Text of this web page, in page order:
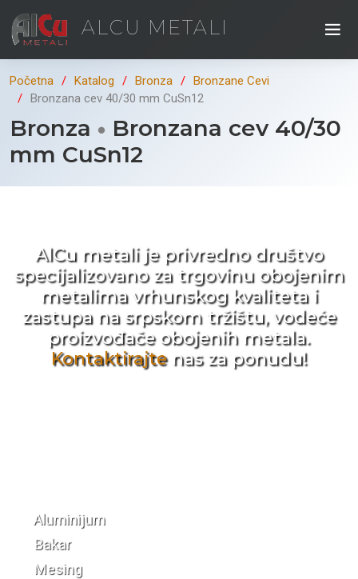
ALCU METALI
Početna Katalog Bronza
Bronzane Cevi
Bronzana cev 40/30 mm CuSn12
Bronza
Bronzana cev 40/30
mm CuSn12
AlCu metali je privredno društvo
specijalizovano za trgovinu obojenim
metalima vrhunskog kvaliteta i
zastupa na srpskom tržištu, vodeće
proizvođače obojenih metala.
Kontaktirajtenas za ponudu!
Aluminijum
Bakar
Mesing